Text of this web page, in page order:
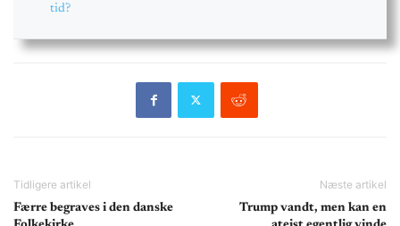
tid?
Tidligere artikel
Færre begraves i den danske
Næste artikel
Trump vandt, men kan en